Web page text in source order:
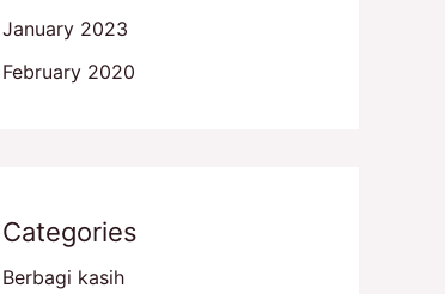
January 2023
February 2020
Categories
Berbagi kasih